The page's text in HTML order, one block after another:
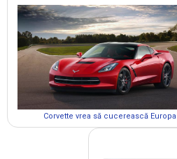
Corvette vrea să cucerească Europa